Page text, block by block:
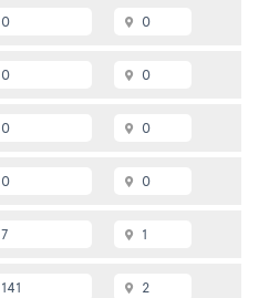
0 0
0 0
0 0
0 0
7 1
141 2